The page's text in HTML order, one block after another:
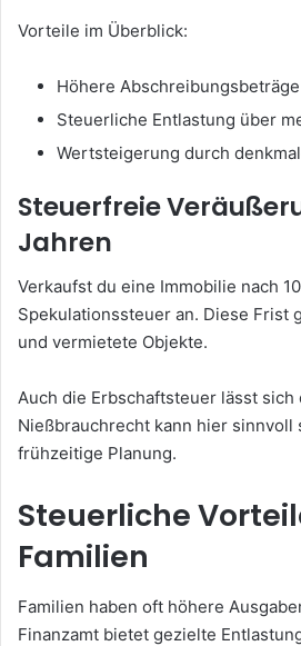
Vorteile im Überblick:
Höhere Abschreibungsbeträge
Steuerliche Entlastung über
Wertsteigerung durch
Steuerfreie
Jahren
Verkaufst du eine Immobilie nach
Spekulationssteuer an. Diese Frist
und vermietete Objekte.
Auch die Erbschaftsteuer lässt sich
Nießbrauchrecht kann hier sinnvoll
frühzeitige Planung.
Steuerliche
Familien
Familien haben oft höhere
Finanzamt bietet gezielte